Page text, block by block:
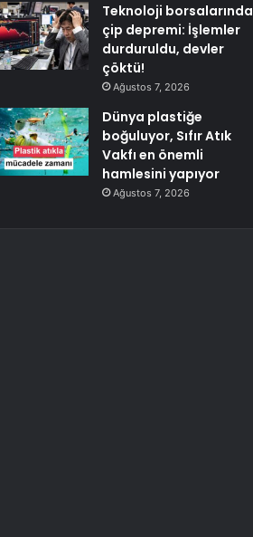
Teknoloji borsalarında
çip depremi: İşlemler
durduruldu, devler
çöktü!
Ağustos 7, 2026
Dünya plastiğe
boğuluyor, Sıfır Atık
Vakfı en önemli
hamlesini yapıyor
Ağustos 7, 2026